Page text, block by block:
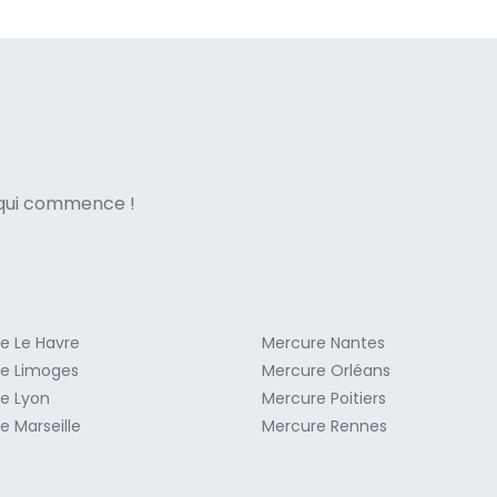
commence !
Le Havre
Limoges
Lyon
Marseille
Mercure Nantes
Mercure Orléans
Mercure Poitiers
Mercure Rennes